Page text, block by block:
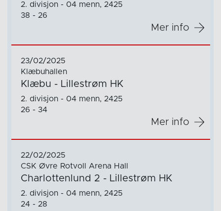
2. divisjon - 04 menn, 2425
38 - 26
Mer info
23/02/2025
Klæbuhallen
Klæbu - Lillestrøm HK
2. divisjon - 04 menn, 2425
26 - 34
Mer info
22/02/2025
CSK Øvre Rotvoll Arena Hall
Charlottenlund 2 - Lillestrøm HK
2. divisjon - 04 menn, 2425
24 - 28